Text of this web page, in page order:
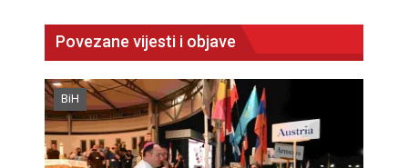
Povezane vijesti i objave
BiH